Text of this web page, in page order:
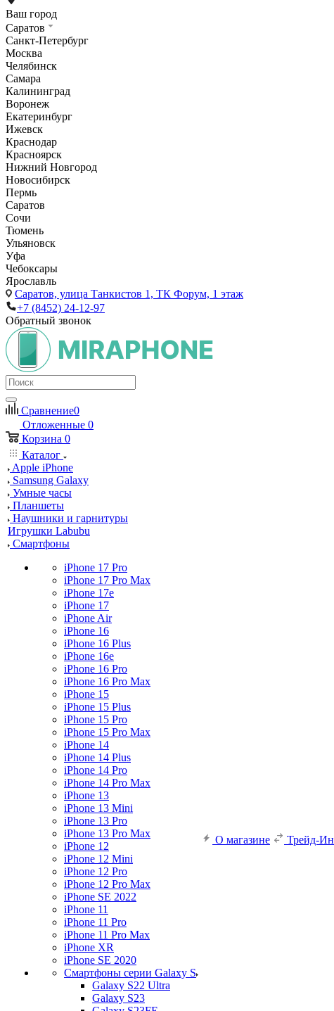
Ваш город
Саратов
Санкт-Петербург
Москва
Челябинск
Самара
Калининград
Воронеж
Екатеринбург
Ижевск
Краснодар
Красноярск
Нижний Новгород
Новосибирск
Пермь
Саратов
Сочи
Тюмень
Ульяновск
Уфа
Чебоксары
Ярославль
Саратов, улица Танкистов 1, ТК Форум, 1 этаж
+7 (8452) 24-12-97
Обратный звонок
Сравнение0
Отложенные 0
Корзина 0
Каталог
Apple iPhone
Samsung Galaxy
Умные часы
Планшеты
Наушники и гарнитуры
Игрушки Labubu
Смартфоны
iPhone 17 Pro
iPhone 17 Pro Max
iPhone 17e
iPhone 17
iPhone Air
iPhone 16
iPhone 16 Plus
iPhone 16e
iPhone 16 Pro
iPhone 16 Pro Max
iPhone 15
iPhone 15 Plus
iPhone 15 Pro
iPhone 15 Pro Max
iPhone 14
iPhone 14 Plus
iPhone 14 Pro
iPhone 14 Pro Max
iPhone 13
iPhone 13 Mini
iPhone 13 Pro
iPhone 13 Pro Max
iPhone 12
iPhone 12 Mini
iPhone 12 Pro
iPhone 12 Pro Max
iPhone SE 2022
iPhone 11
iPhone 11 Pro
iPhone 11 Pro Max
iPhone XR
iPhone SE 2020
Смартфоны серии Galaxy S
Galaxy S22 Ultra
Galaxy S23
О магазине Трейд-Ин